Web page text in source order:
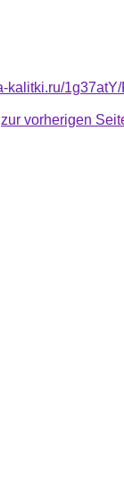
kalitki.ru/
zur vorherigen